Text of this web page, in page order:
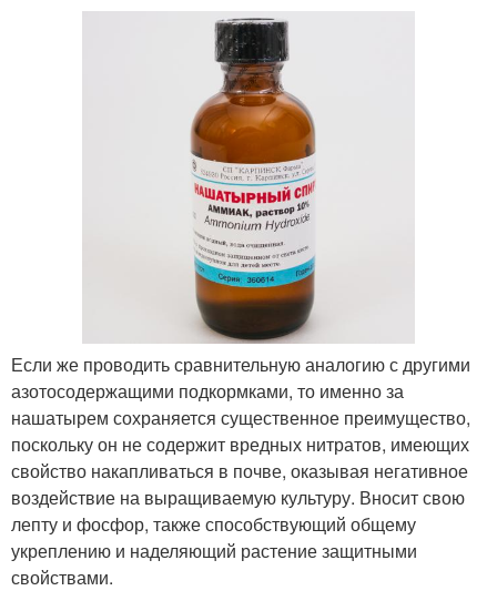
Если же проводить сравнительную аналогию с другими
азотосодержащими подкормками, то именно за
нашатырем сохраняется существенное преимущество,
поскольку он не содержит вредных нитратов, имеющих
свойство накапливаться в почве, оказывая негативное
воздействие на выращиваемую культуру. Вносит свою
лепту и фосфор, также способствующий общему
укреплению и наделяющий растение защитными
свойствами.